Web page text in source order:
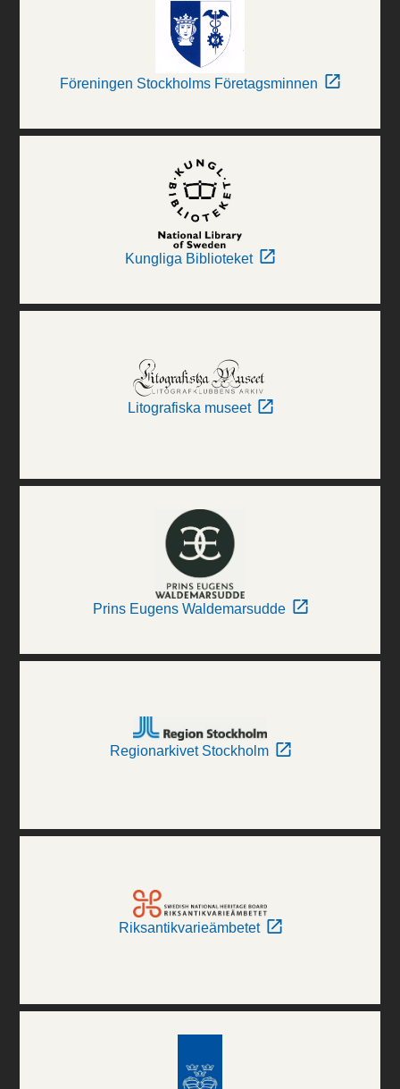
Föreningen Stockholms Företagsminnen
Kungliga Biblioteket
Litografiska museet
Prins Eugens Waldemarsudde
Regionarkivet Stockholm
Riksantikvarieämbetet